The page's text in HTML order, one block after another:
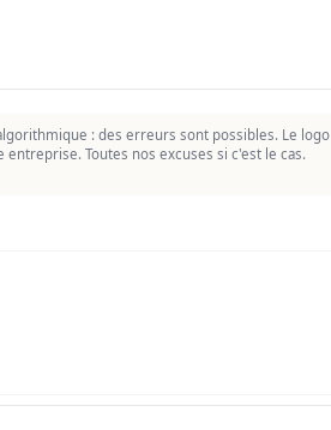
: des erreurs sont possibles. Le logo
Toutes nos excuses si c'est le cas.